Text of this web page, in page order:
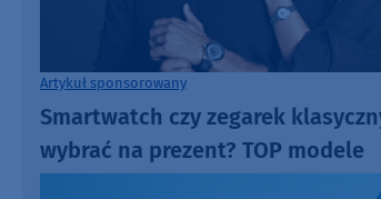
Artykuł sponsorowany
Smartwatch czy zegarek
wybrać na prezent? TOP modele